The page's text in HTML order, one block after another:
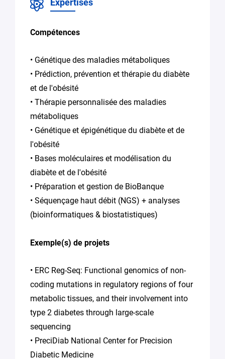
de Plug in labs
Expertises
Compétences
• Génétique des maladies métaboliques
• Prédiction, prévention et thérapie du diabète
et de l'obésité
• Thérapie personnalisée des maladies
métaboliques
• Génétique et épigénétique du diabète et de
l'obésité
• Bases moléculaires et modélisation du
diabète et de l'obésité
• Préparation et gestion de BioBanque
• Séquençage haut débit (NGS) + analyses
(bioinformatiques & biostatistiques)
Exemple(s) de projets
• ERC Reg-Seq: Functional genomics of non-
coding mutations in regulatory regions of four
metabolic tissues, and their involvement into
type 2 diabetes through large-scale
sequencing
• PreciDiab National Center for Precision
Diabetic Medicine